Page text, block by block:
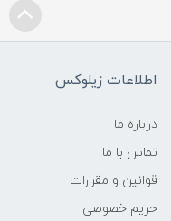
اطلاعات زیلوکس
درباره ما
تماس با ما
قوانین و مقررات
حریم خصوصی